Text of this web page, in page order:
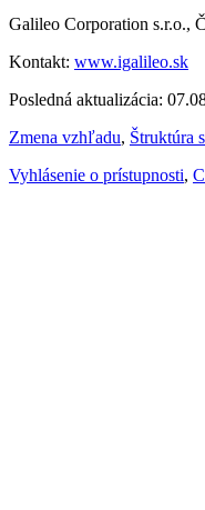
Galileo Corporation s.r.o.,
Kontakt: www.igalileo.sk
Posledná aktualizácia:
Zmena vzhľadu, Štruktúra
Vyhlásenie o prístupnosti,